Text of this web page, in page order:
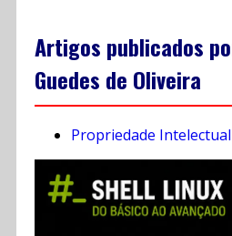
Artigos publicados
Guedes de Oliveira
Propriedade